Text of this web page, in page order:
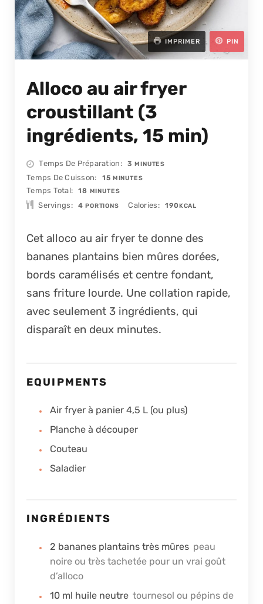
IMPRIMER PIN
Alloco au air fryer
croustillant (3
ingrédients, 15 min)
Temps De Préparation 3 MINUTES
MINUTES
Temps De Cuisson 15MINUTES
MINUTES
Temps Total 18 MINUTES
MINUTES
Servings 4 PORTIONS Calories 190KCAL
Cet alloco au air fryer te donne des
bananes plantains bien mûres dorées,
bords caramélisés et centre fondant,
sans friture lourde. Une collation rapide,
avec seulement 3 ingrédients, qui
disparaît en deux minutes.
EQUIPMENTS
Air fryer à panier 4,5 L (ou plus)
Planche à découper
Couteau
Saladier
INGRÉDIENTS
2 bananes plantains très mûres peau
noire ou très tachetée pour un vrai goût
d’alloco
10 ml huile neutre tournesol ou pépins de